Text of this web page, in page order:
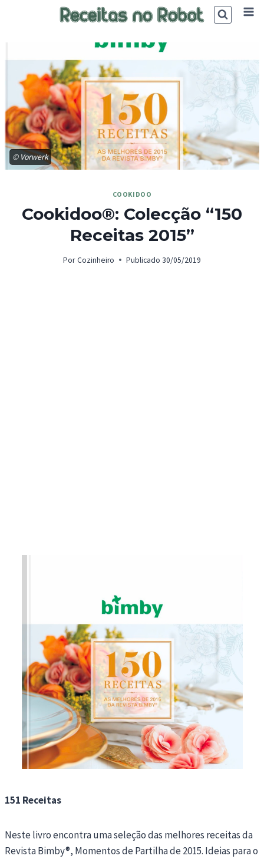
© Vorwerk
COOKIDOO
Cookidoo®: Colecção “150
Receitas 2015”
Por Cozinheiro Publicado 30/05/2019
151 Receitas
Neste livro encontra uma seleção das melhores receitas da
Revista Bimby®, Momentos de Partilha de 2015. Ideias para o